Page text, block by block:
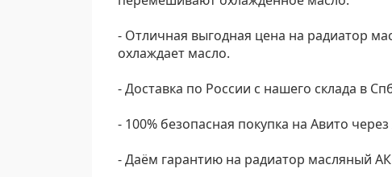
- Отличная выгодная цена на радиатор
охлаждает масло.
- Доставка по России с нашего склада в
- 100% безопасная покупка на Авито через
- Даём гарантию на радиатор масляный